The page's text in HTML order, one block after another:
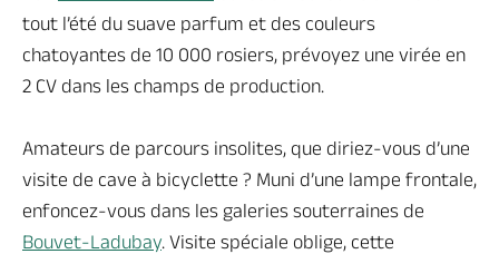
tout l’été du suave parfum et des couleurs
chatoyantes de 10 000 rosiers, prévoyez une virée en
2 CV dans les champs de production.
Amateurs de parcours insolites, que diriez-vous d’une
visite de cave à bicyclette ? Muni d’une lampe frontale,
enfoncez-vous dans les galeries souterraines de
Bouvet-Ladubay. Visite spéciale oblige, cette